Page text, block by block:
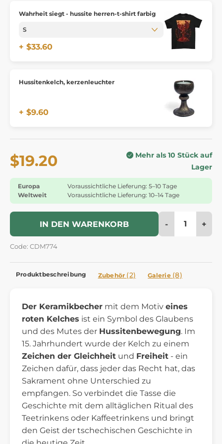
Wahrheit siegt - hussite herren-t-shirt farbig
+ $33.60
Hussitenkelch, kerzenleuchter
+ $9.60
$19.20
Mehr als 10 Stück auf
Lager
Europa
Voraussichtliche Lieferung: 5–10 Tage
Weltweit
Voraussichtliche Lieferung: 10–14 Tage
IN DEN WARENKORB - +
Code: CDM774
Produktbeschreibung Zubehör (2) Galerie (8)
Der Keramikbecher mit dem Motiv eines
roten Kelches ist ein Symbol des Glaubens
und des Mutes der Hussitenbewegung. Im
15. Jahrhundert wurde der Kelch zu einem
Zeichen der Gleichheit und Freiheit - ein
Zeichen dafür, dass jeder das Recht hat, das
Sakrament ohne Unterschied zu
empfangen. So verbindet die Tasse die
Geschichte mit dem alltäglichen Ritual des
Teetrinkens oder Kaffeetrinkens und bringt
den Geist der tschechischen Geschichte in